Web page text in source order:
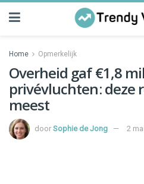
Home Opmerkelijk
Overheid gaf €1,8
privévluchten: deze
meest
door Sophie de Jong 2